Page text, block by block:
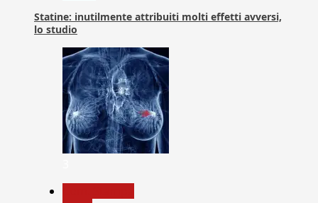
Statine: inutilmente attribuiti molti effetti avversi,
lo studio